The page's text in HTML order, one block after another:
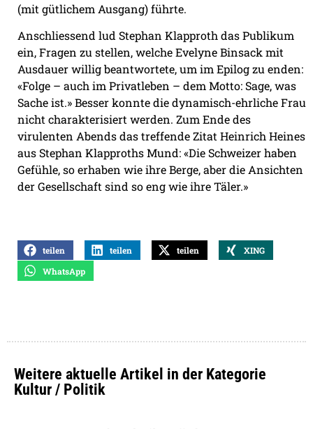
(mit gütlichem Ausgang) führte.
Anschliessend lud Stephan Klapproth das Publikum
ein, Fragen zu stellen, welche Evelyne Binsack mit
Ausdauer willig beantwortete, um im Epilog zu enden:
«Folge – auch im Privatleben – dem Motto: Sage, was
Sache ist.» Besser konnte die dynamisch-ehrliche Frau
nicht charakterisiert werden. Zum Ende des
virulenten Abends das treffende Zitat Heinrich Heines
aus Stephan Klapproths Mund: «Die Schweizer haben
Gefühle, so erhaben wie ihre Berge, aber die Ansichten
der Gesellschaft sind so eng wie ihre Täler.»
teilen teilen teilen
XING
WhatsApp
Weitere aktuelle Artikel in der Kategorie
Kultur / Politik